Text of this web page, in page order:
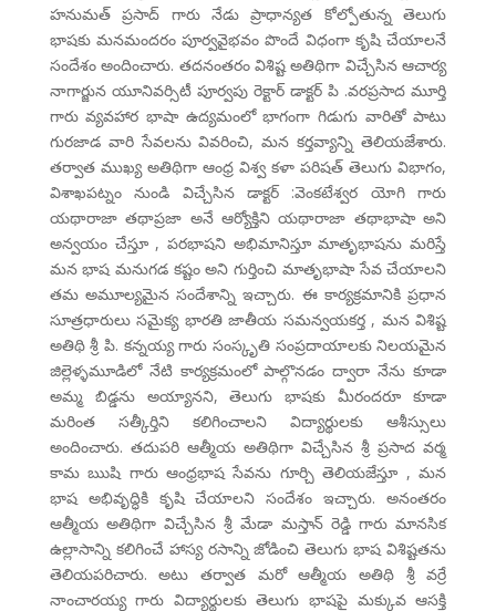
హనుమత్ ప్రసాద్ గారు నేడు ప్రాధాన్యత కోల్పోతున్న తెలుగు
భాషకు మనమందరం పూర్వవైభవం పొందే విధంగా కృషి చేయాలనే
సందేశం అందించారు. తదనంతరం విశిష్ట అతిథిగా విచ్చేసిన ఆచార్య
నాగార్జున యూనివర్సిటీ పూర్వపు రెక్టార్ డాక్టర్ పి .వరప్రసాద మూర్తి
గారు వ్యవహార భాషా ఉద్యమంలో భాగంగా గిడుగు వారితో పాటు
గురజాడ వారి సేవలను వివరించి, మన కర్తవ్యాన్ని తెలియజేశారు.
తర్వాత ముఖ్య అతిథిగా ఆంధ్ర విశ్వ కళా పరిషత్ తెలుగు విభాగం,
విశాఖపట్నం నుండి విచ్చేసిన డాక్టర్ :వెంకటేశ్వర యోగి గారు
యథారాజా తథాప్రజా అనే ఆర్యోక్తిని యథారాజా తథాభాషా అని
అన్వయం చేస్తూ , పరభాషని అభిమానిస్తూ మాతృభాషను మరిస్తే
మన భాష మనుగడ కష్టం అని గుర్తించి మాతృభాషా సేవ చేయాలని
తమ అమూల్యమైన సందేశాన్ని ఇచ్చారు. ఈ కార్యక్రమానికి ప్రధాన
సూత్రధారులు సమైక్య భారతి జాతీయ సమన్వయకర్త , మన విశిష్ట
అతిథి శ్రీ పి. కన్నయ్య గారు సంస్కృతి సంప్రదాయాలకు నిలయమైన
జిల్లెళ్ళమూడిలో నేటి కార్యక్రమంలో పాల్గొనడం ద్వారా నేను కూడా
అమ్మ బిడ్డను అయ్యానని, తెలుగు భాషకు మీరందరూ కూడా
మరింత సత్కీర్తిని కలిగించాలని విద్యార్థులకు ఆశీస్సులు
అందించారు. తదుపరి ఆత్మీయ అతిథిగా విచ్చేసిన శ్రీ ప్రసాద వర్మ
కామ ఋషి గారు ఆంధ్రభాష సేవను గూర్చి తెలియజేస్తూ , మన
భాష అభివృద్ధికి కృషి చేయాలని సందేశం ఇచ్చారు. అనంతరం
ఆత్మీయ అతిథిగా విచ్చేసిన శ్రీ మేడా మస్తాన్ రెడ్డి గారు మానసిక
ఉల్లాసాన్ని కలిగించే హాస్య రసాన్ని జోడించి తెలుగు భాష విశిష్టతను
తెలియపరిచారు. అటు తర్వాత మరో ఆత్మీయ అతిథి శ్రీ వర్రే
నాంచారయ్య గారు విద్యార్థులకు తెలుగు భాషపై మక్కువ ఆసక్తి